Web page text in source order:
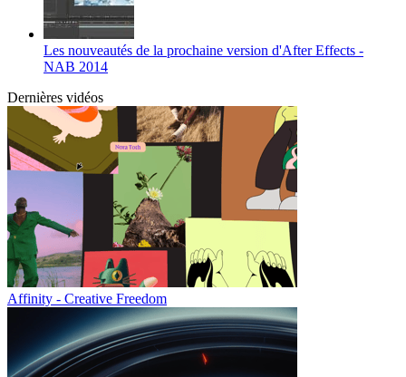
Les nouveautés de la prochaine version d'After Effects -
NAB 2014
Dernières vidéos
Affinity - Creative Freedom